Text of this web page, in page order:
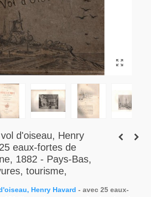
d'oiseau, Henry
eaux-fortes de
1882 - Pays-Bas,
tourisme,
Henry Havard - avec 25 eaux-